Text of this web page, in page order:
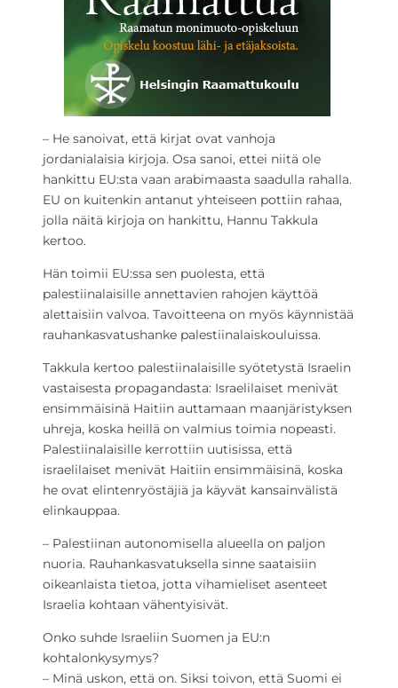
– He sanoivat, että kirjat ovat vanhoja
jordanialaisia kirjoja. Osa sanoi, ettei niitä ole
hankittu EU:sta vaan arabimaasta saadulla rahalla.
EU on kuitenkin antanut yhteiseen pottiin rahaa,
jolla näitä kirjoja on hankittu, Hannu Takkula
kertoo.
Hän toimii EU:ssa sen puolesta, että
palestiinalaisille annettavien rahojen käyttöä
alettaisiin valvoa. Tavoitteena on myös käynnistää
rauhankasvatushanke palestiinalaiskouluissa.
Takkula kertoo palestiinalaisille syötetystä Israelin
vastaisesta propagandasta: Israelilaiset menivät
ensimmäisinä Haitiin auttamaan maanjäristyksen
uhreja, koska heillä on valmius toimia nopeasti.
Palestiinalaisille kerrottiin uutisissa, että
israelilaiset menivät Haitiin ensimmäisinä, koska
he ovat elintenryöstäjiä ja käyvät kansainvälistä
elinkauppaa.
– Palestiinan autonomisella alueella on paljon
nuoria. Rauhankasvatuksella sinne saataisiin
oikeanlaista tietoa, jotta vihamieliset asenteet
Israelia kohtaan vähentyisivät.
Onko suhde Israeliin Suomen ja EU:n
kohtalonkysymys?
– Minä uskon, että on. Siksi toivon, että Suomi ei